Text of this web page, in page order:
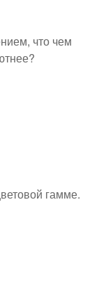
что чем
гамме.